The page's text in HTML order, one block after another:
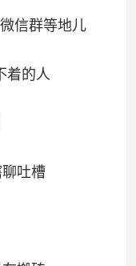
信群等地儿
着的人
吐槽